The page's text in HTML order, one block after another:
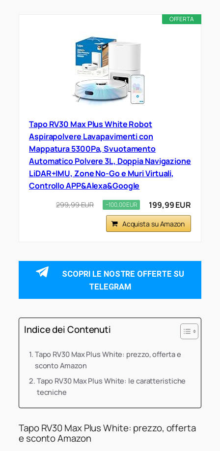
OFFERTA
Tapo RV30 Max Plus White Robot
Aspirapolvere Lavapavimenti con
Mappatura 5300Pa, Svuotamento
Automatico Polvere 3L, Doppia Navigazione
LiDAR+IMU, Zone No-Go e Muri Virtuali,
Controllo APP&Alexa&Google
299,99 EUR −100,00 EUR 199,99 EUR
Acquista su Amazon
SCOPRI LE NOSTRE OFFERTE SU
TELEGRAM
Indice dei Contenuti
Tapo RV30 Max Plus White: prezzo, offerta e
sconto Amazon
Tapo RV30 Max Plus White: le caratteristiche
tecniche
Tapo RV30 Max Plus White: prezzo, offerta
e sconto Amazon